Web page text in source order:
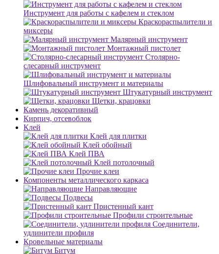
Инструмент для работы с кафелем и стеклом
Краскораспылители и
миксеры
Малярный инструмент
Монтажный пистолет
Столярно-
слесарный инструмент
Шлифовальный инструмент и материалы
Штукатурный инструмент
Щетки, крацовки
Камень декоративный
Кирпич, отсевоблок
Клей
Клей для плитки
Клей обойный
Клей ПВА
Клей потолочный
Прочие клеи
Компоненты металлического каркаса
Направляющие
Подвесы
Пристенный кант
Профили строительные
Соединители,
удлинители профиля
Кровельные материалы
Битум